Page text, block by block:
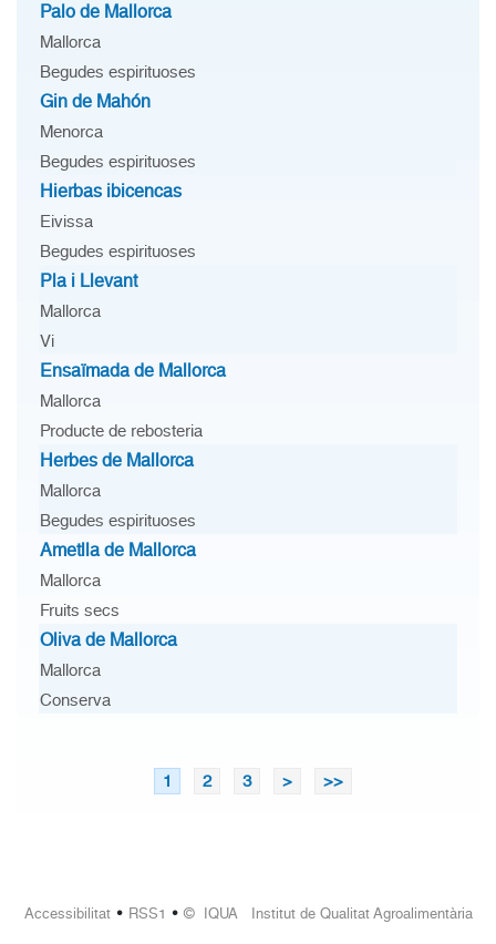
Palo de Mallorca
Mallorca
Begudes espirituoses
Gin de Mahón
Menorca
Begudes espirituoses
Hierbas ibicencas
Eivissa
Begudes espirituoses
Pla i Llevant
Mallorca
Vi
Ensaïmada de Mallorca
Mallorca
Producte de rebosteria
Herbes de Mallorca
Mallorca
Begudes espirituoses
Ametlla de Mallorca
Mallorca
Fruits secs
Oliva de Mallorca
Mallorca
Conserva
1 2 3 > >>
Accessibilitat• RSS1 • © IQUA Institut de Qualitat Agroalimentària